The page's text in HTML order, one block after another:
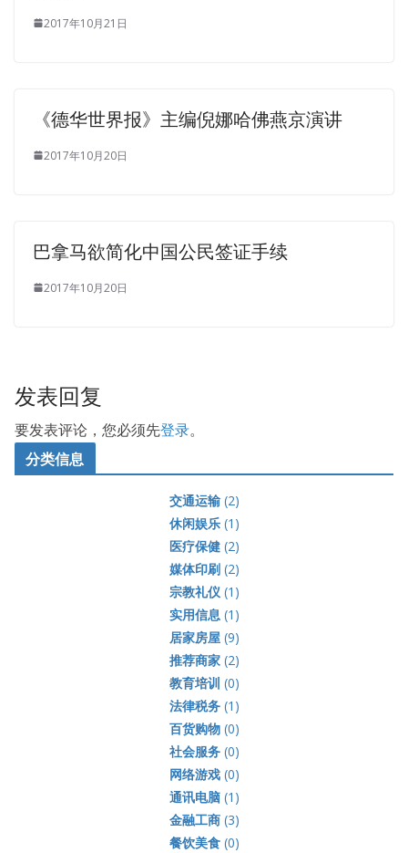
2017年10月21日
《德华世界报》主编倪娜哈佛燕京演讲
2017年10月20日
巴拿马欲简化中国公民签证手续
2017年10月20日
发表回复
要发表评论，您必须先登录。
分类信息
交通运输(2)
休闲娱乐(1)
医疗保健(2)
媒体印刷(2)
宗教礼仪(1)
实用信息 (1)
居家房屋(9)
推荐商家(2)
教育培训 (0)
法律税务(1)
百货购物(0)
社会服务(0)
网络游戏(0)
通讯电脑(1)
金融工商(3)
餐饮美食(0)